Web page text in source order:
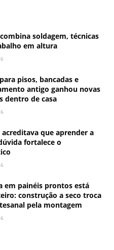
soldagem, técnicas
em altura
pisos, bancadas e
antigo ganhou novas
dentro de casa
acreditava que aprender a
fortalece o
em painéis prontos está
construção a seco troca
pela montagem